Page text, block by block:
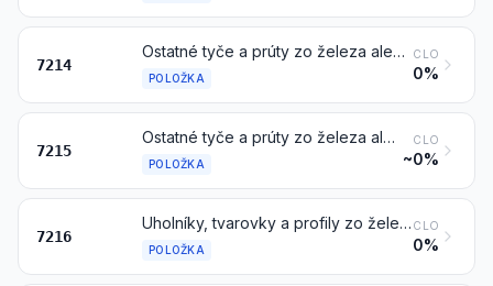
7214
Ostatné tyče a prúty zo železa alebo nelegovanej ocele, neupravené inak ako kovaním za tepla, valcovaním za tepla, ťahaním za tepla alebo pretláčaním za tepla, prípadne po valcovaní ešte krútené
POLOŽKA
CLO
0%
7215
Ostatné tyče a prúty zo železa alebo nelegovanej ocele
POLOŽKA
CLO
~0%
7216
Uholníky, tvarovky a profily zo železa alebo z nelegovanej ocele
POLOŽKA
CLO
0%